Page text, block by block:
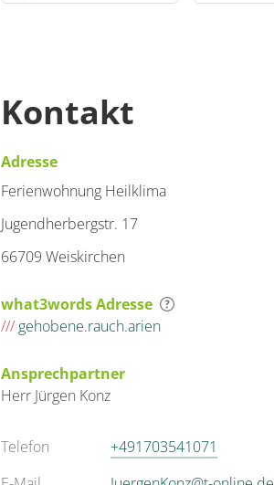
Kontakt
Adresse
Ferienwohnung Heilklima
Jugendherbergstr. 17
66709 Weiskirchen
what3words Adresse
/// gehobene.rauch.arien
Ansprechpartner
Herr Jürgen Konz
Telefon
+491703541071